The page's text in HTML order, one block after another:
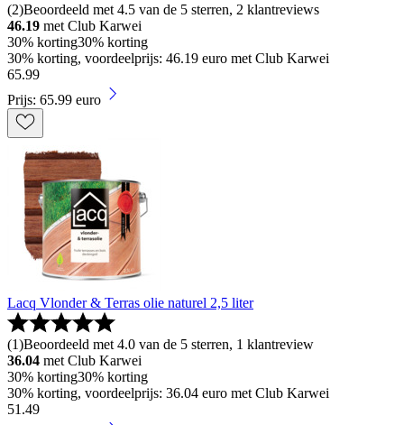
(2)Beoordeeld met 4.5 van de 5 sterren, 2 klantreviews
46.19 met Club Karwei
30% korting30% korting
30% korting, voordeelprijs: 46.19 euro met Club Karwei
65.99
Prijs: 65.99 euro
Lacq Vlonder & Terras olie naturel 2,5 liter
(1)Beoordeeld met 4.0 van de 5 sterren, 1 klantreview
36.04 met Club Karwei
30% korting30% korting
30% korting, voordeelprijs: 36.04 euro met Club Karwei
51 .49